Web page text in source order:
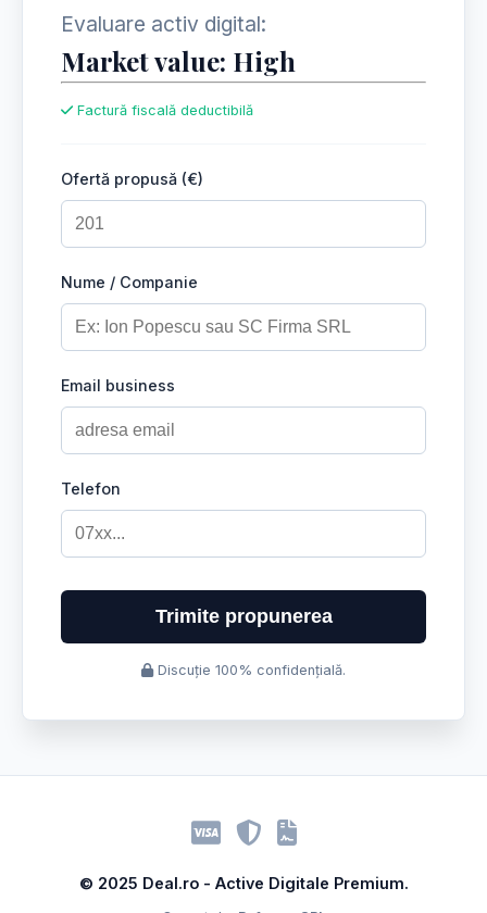
Evaluare activ digital:
Market value: High
Factură fiscală deductibilă
Ofertă propusă (€)
Nume / Companie
Email business
Telefon
Trimite propunerea
Discuție 100% confidențială.
© 2025 Deal.ro - Active Digitale Premium.